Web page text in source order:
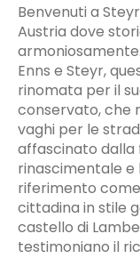
Benvenuti a
Austria dove
Enns e Steyr,
rinomata per il
conservato, che
vaghi per le
affascinato dalla
rinascimentale e
riferimento
cittadina in stile
castello di
testimoniano il